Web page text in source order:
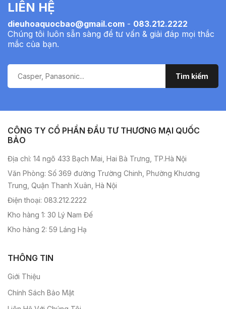
LIÊN HỆ
dieuhoaquocbao@gmail.com - 083.212.2222
Chúng tôi luôn sẵn sàng để tư vấn & giải đáp mọi thắc
mắc của bạn.
CÔNG TY CỔ PHẦN ĐẦU TƯ THƯƠNG MẠI QUỐC
BẢO
Địa chỉ: 14 ngõ 433 Bạch Mai, Hai Bà Trưng, TP.Hà Nội
Văn Phòng: Số 369 đường Trường Chinh, Phường Khương
Trung, Quận Thanh Xuân, Hà Nội
Điện thoại: 083.212.2222
Kho hàng 1: 30 Lý Nam Đế
Kho hàng 2: 59 Láng Hạ
THÔNG TIN
Giới Thiệu
Chính Sách Bảo Mật